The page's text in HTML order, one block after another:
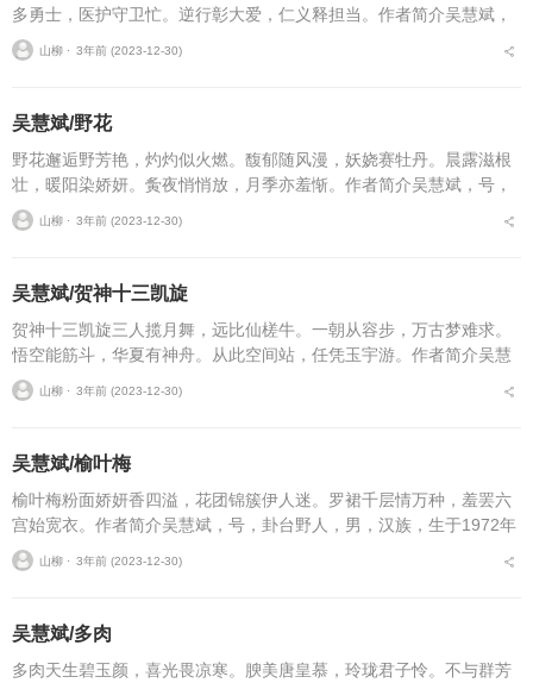
多勇士，医护守卫忙。逆行彰大爱，仁义释担当。作者简介吴慧斌，
号，卦台野人，男，汉族，生于1972年2月，祖籍甘肃省天水市麦积
区三阳川渭南镇卦...
山柳 ⋅ 3年前 (2023-12-30)
吴慧斌/野花
野花邂逅野芳艳，灼灼似火燃。馥郁随风漫，妖娆赛牡丹。晨露滋根
壮，暖阳染娇妍。夤夜悄悄放，月季亦羞惭。作者简介吴慧斌，号，
卦台野人，男，汉族，生于1972年2月，祖籍甘肃省天水市麦积区三
阳川渭南镇卦台山...
山柳 ⋅ 3年前 (2023-12-30)
吴慧斌/贺神十三凯旋
贺神十三凯旋三人揽月舞，远比仙槎牛。一朝从容步，万古梦难求。
悟空能筋斗，华夏有神舟。从此空间站，任凭玉宇游。作者简介吴慧
斌，号，卦台野人，男，汉族，生于1972年2月，祖籍甘肃省天水市
麦积区三阳川渭南...
山柳 ⋅ 3年前 (2023-12-30)
吴慧斌/榆叶梅
榆叶梅粉面娇妍香四溢，花团锦簇伊人迷。罗裙千层情万种，羞罢六
宫始宽衣。作者简介吴慧斌，号，卦台野人，男，汉族，生于1972年
2月，祖籍甘肃省天水市麦积区三阳川渭南镇卦台山（人文始祖伏羲画
卦之地）下吴家...
山柳 ⋅ 3年前 (2023-12-30)
吴慧斌/多肉
多肉天生碧玉颜，喜光畏凉寒。腴美唐皇慕，玲珑君子怜。不与群芳